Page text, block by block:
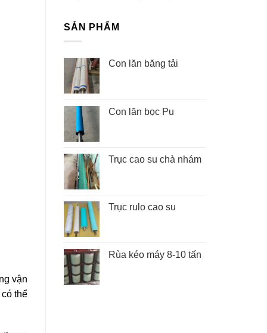
vận
thể
SẢN PHẨM
Con lăn băng tải
Con lăn bọc Pu
Trục cao su chà nhám
Trục rulo cao su
Rùa kéo máy 8-10 tấn